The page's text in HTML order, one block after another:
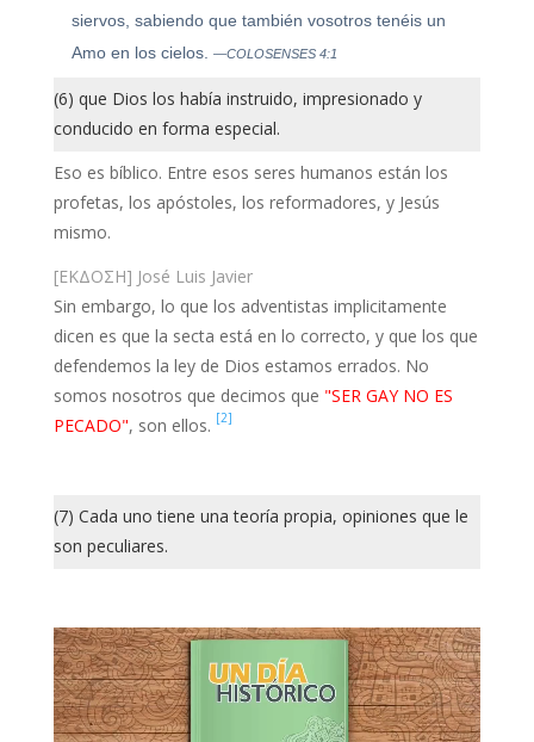
siervos, sabiendo que también vosotros tenéis un
Amo en los cielos.
—COLOSENSES 4:1
(6) que Dios los había instruido, impresionado y
conducido en forma especial.
Eso es bíblico. Entre esos seres humanos están los
profetas, los apóstoles, los reformadores, y Jesús
mismo.
[ΕΚΔΟΣΗ] José Luis Javier
Sin embargo, lo que los adventistas implicitamente
dicen es que la secta está en lo correcto, y que los que
defendemos la ley de Dios estamos errados. No
somos nosotros que decimos que "SER GAY NO ES
PECADO", son ellos. [2]
(7) Cada uno tiene una teoría propia, opiniones que le
son peculiares.